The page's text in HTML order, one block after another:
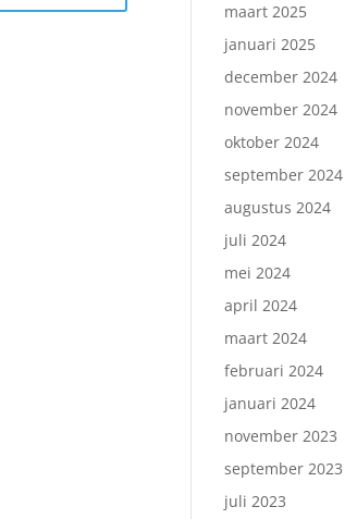
maart 2025
januari 2025
december 2024
november 2024
oktober 2024
september 2024
augustus 2024
juli 2024
mei 2024
april 2024
maart 2024
februari 2024
januari 2024
november 2023
september 2023
juli 2023